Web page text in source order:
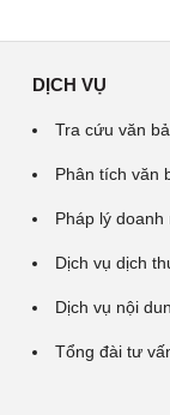
DỊCH VỤ
Tra cứu văn
Phân tích văn
Pháp lý doanh
Dịch vụ dịch
Dịch vụ nội
Tổng đài tư